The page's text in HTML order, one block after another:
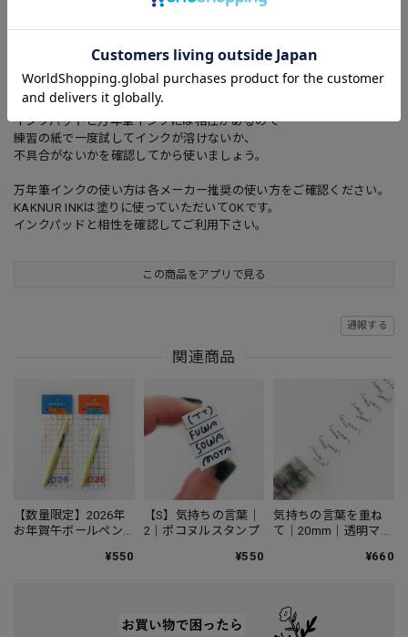
ふたつの工程名を組み合わせて「ポコヌルスタンプ」といいます。
【注意！】
インクパットと万年筆インクには相性があるので
練習の紙で一度試してインクが溶けないか、
不具合がないかを確認してから使いましょう。
万年筆インクの使い方は各メーカー推奨の使い方をご確認ください。
KAKNUR INKは塗りに使っていただいてOKです。
インクパッドと相性を確認してご利用下さい。
この商品をアプリで見る
通報する
関連商品
【数量限定】2026年
お年賀午ボールペン
¥550
【S】気持ちの言葉｜
2｜ポコヌルスタンプ
¥550
気持ちの言葉を重ね
て｜20mm｜透明マス
¥660